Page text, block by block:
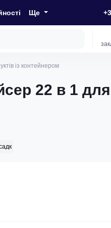
Ще
із контейнером
22 в 1 для